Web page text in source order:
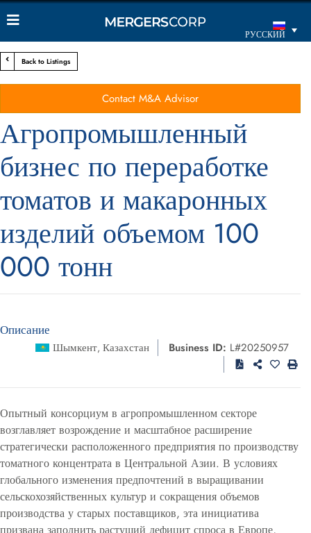
РУССКИЙ
Back to Listings
Contact M&A Advisor
Агропромышленный
бизнес по переработке
томатов и макаронных
изделий объемом 100
000 тонн
Описание
Шымкент, Казахстан Business ID: L#20250957
Опытный консорциум в агропромышленном секторе
возглавляет возрождение и масштабное расширение
стратегически расположенного предприятия по производству
томатного концентрата в Центральной Азии. В условиях
глобального изменения предпочтений в выращивании
сельскохозяйственных культур и сокращения объемов
производства у старых поставщиков, эта инициатива